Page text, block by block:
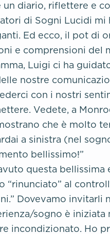
un diario, riflettere e
di Sogni Lucidi mi
Ed ecco, il pot di
e comprensioni del
Luigi ci ha
nostre
con i nostri
Vedete, a
che è molto
a sinistra (nel
bellissimo!”
questa
“rinunciato” al
Dovevamo invitarli
sogno è
incondizionato. Ho